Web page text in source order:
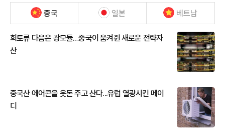
중국 일본 베트남
희토류 다음은 광모듈…중국이 움켜쥔 새로운 전략자
산
중국산 에어콘을 웃돈 주고 산다...유럽 열광시킨 메이
디